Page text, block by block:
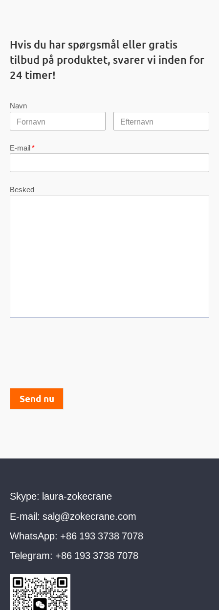
Hvis du har spørgsmål eller gratis
tilbud på produktet, svarer vi inden for
24 timer!
Navn
E-mail*
Besked
Send nu
Skype: laura-zokecrane
E-mail: salg@zokecrane.com
WhatsApp: +86 193 3738 7078
Telegram: +86 193 3738 7078